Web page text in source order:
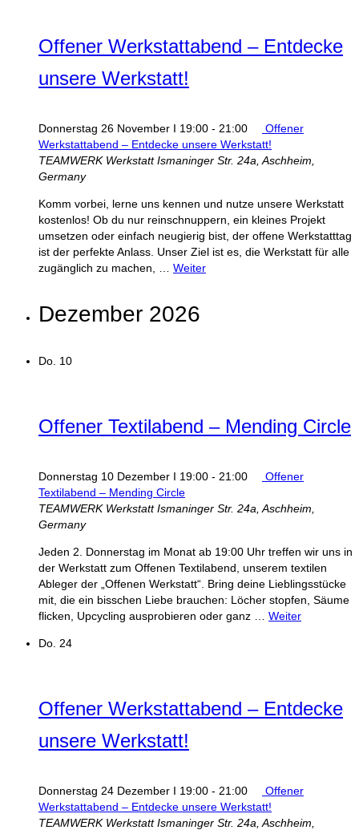
Offener Werkstattabend – Entdecke
unsere Werkstatt!
Donnerstag 26 November I 19:00 - 21:00
Offener
Werkstattabend – Entdecke unsere Werkstatt!
TEAMWERK WerkstattIsmaninger Str. 24a, Aschheim,
Germany
Komm vorbei, lerne uns kennen und nutze unsere Werkstatt
kostenlos! Ob du nur reinschnuppern, ein kleines Projekt
umsetzen oder einfach neugierig bist, der offene Werkstatttag
ist der perfekte Anlass. Unser Ziel ist es, die Werkstatt für alle
zugänglich zu machen, … Weiter
Dezember 2026
Do. 10
Offener Textilabend – Mending Circle
Donnerstag 10 Dezember I 19:00 - 21:00
Offener
Textilabend – Mending Circle
TEAMWERK WerkstattIsmaninger Str. 24a, Aschheim,
Germany
Jeden 2. Donnerstag im Monat ab 19:00 Uhr treffen wir uns in
der Werkstatt zum Offenen Textilabend, unserem textilen
Ableger der „Offenen Werkstatt“. Bring deine Lieblingsstücke
mit, die ein bisschen Liebe brauchen: Löcher stopfen, Säume
flicken, Upcycling ausprobieren oder ganz … Weiter
Do. 24
Offener Werkstattabend – Entdecke
unsere Werkstatt!
Donnerstag 24 Dezember I 19:00 - 21:00
Offener
Werkstattabend – Entdecke unsere Werkstatt!
TEAMWERK WerkstattIsmaninger Str. 24a, Aschheim,